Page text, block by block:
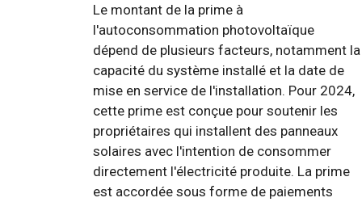
Le montant de la prime à
l'autoconsommation photovoltaïque
dépend de plusieurs facteurs, notamment la
capacité du système installé et la date de
mise en service de l'installation. Pour 2024,
cette prime est conçue pour soutenir les
propriétaires qui installent des panneaux
solaires avec l'intention de consommer
directement l'électricité produite. La prime
est accordée sous forme de paiements